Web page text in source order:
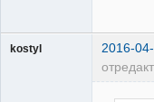
kostyl 2016-